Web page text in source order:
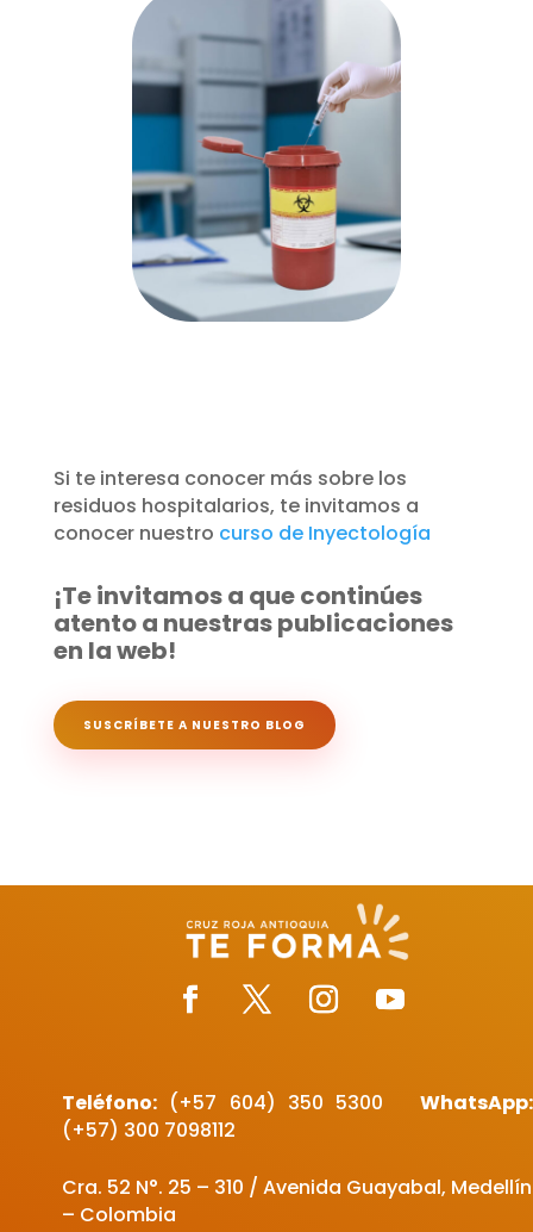
Si te interesa conocer más sobre los
residuos hospitalarios, te invitamos a
conocernuestro curso de Inyectología
¡Te invitamos a que continúes
atento a nuestras publicaciones
en la web!
SUSCRÍBETE A NUESTRO BLOG
Teléfono: (+57 604) 350 5300
WhatsApp:
(+57) 300 7098112
Cra. 52 N°. 25 – 310 / Avenida Guayabal, Medellín
– Colombia